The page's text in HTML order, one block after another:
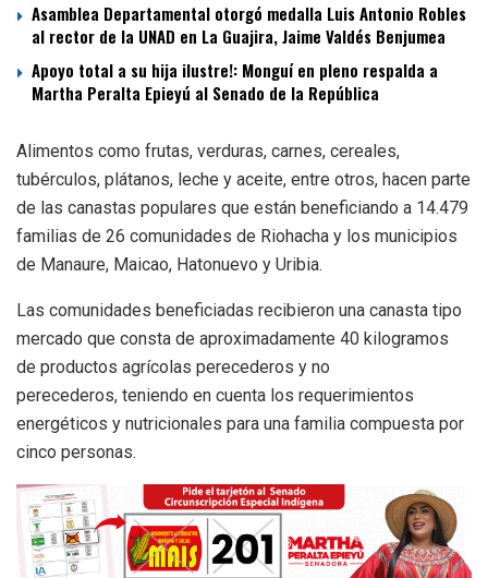
Asamblea Departamental otorgó medalla Luis Antonio Robles
al rector de la UNAD en La Guajira, Jaime Valdés Benjumea
Apoyo total a su hija ilustre!: Monguí en pleno respalda a
Martha Peralta Epieyú al Senado de la República
Alimentos como frutas, verduras, carnes, cereales,
tubérculos, plátanos, leche y aceite, entre otros, hacen parte
de las canastas populares que están beneficiando a 14.479
familias de 26 comunidades de Riohacha y los municipios
de Manaure, Maicao, Hatonuevo y Uribia.
Las comunidades beneficiadas recibieron una canasta tipo
mercado que consta de aproximadamente 40 kilogramos
de productos agrícolas perecederos y no
perecederos, teniendo en cuenta los requerimientos
energéticos y nutricionales para una familia compuesta por
cinco personas.